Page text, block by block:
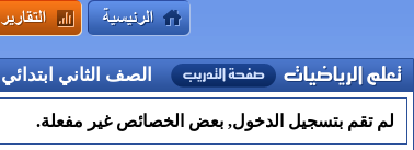
الصف الثاني ابتدائي
لم تقم بتسجيل الدخول, بعض الخصائص غير مفعلة.